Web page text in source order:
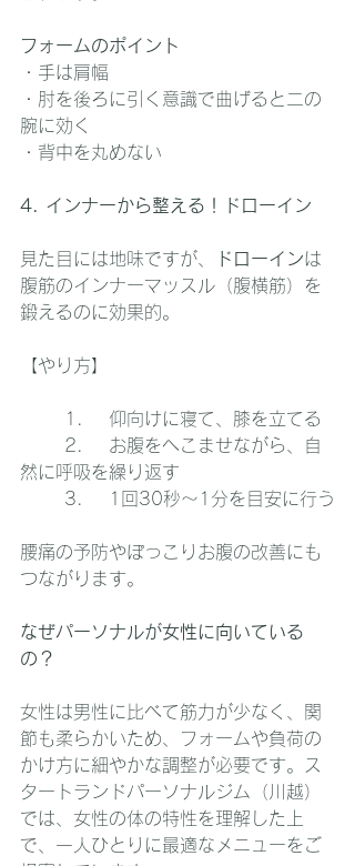
フォームのポイント
・手は肩幅
・肘を後ろに引く意識で曲げると二の
腕に効く
・背中を丸めない
4. インナーから整える！ドローイン
見た目には地味ですが、 ドローインは
腹筋のインナーマッスル（腹横筋）を
鍛えるのに効果的。
【やり方】
	1.	仰向けに寝て、膝を立てる
然に呼吸を繰り返す
	3.	1回30秒〜1分を目安に行う
腰痛の予防やぽっこりお腹の改善にも
つながります。
なぜパーソナルが女性に向いている
の？
女性は男性に比べて筋力が少なく、関
節も柔らかいため、フォームや負荷の
かけ方に細やかな調整が必要です。ス
タートランドパーソナルジム（川越）
では、女性の体の特性を理解した上
で、一人ひとりに最適なメニューをご